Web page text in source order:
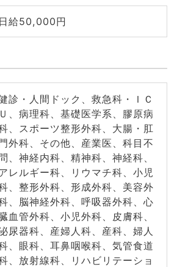
日給50,000円
診・人間ドック、救急科・ＩＣ
Ｕ、病理科、基礎医学系、膠原病
、スポーツ整形外科、大腸・肛
外科、その他、産業医、科目不
、神経内科、精神科、神経科、
レルギー科、リウマチ科、小児
、整形外科、形成外科、美容外
、脳神経外科、呼吸器外科、心
血管外科、小児外科、皮膚科、
尿器科、産婦人科、産科、婦人
、眼科、耳鼻咽喉科、気管食道
、放射線科、リハビリテーショ